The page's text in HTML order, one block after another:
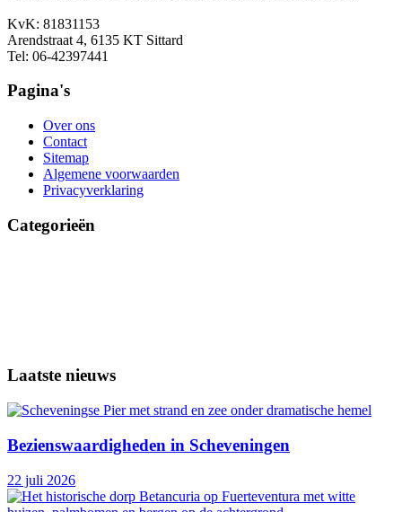
KvK: 81831153
Arendstraat 4, 6135 KT Sittard
Tel: 06-42397441
Pagina's
Over ons
Contact
Sitemap
Algemene voorwaarden
Privacyverklaring
Categorieën
Laatste nieuws
Bezienswaardigheden in Scheveningen
22 juli 2026